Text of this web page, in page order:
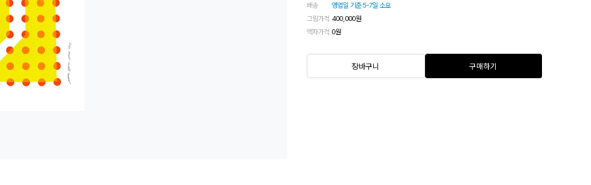
배송
영업일 기준 5-7일 소요
그림가격 400,000원
액자가격 0원
장바구니 구매하기